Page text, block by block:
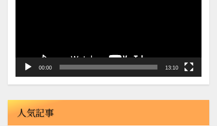
00:00 13:10
人気記事